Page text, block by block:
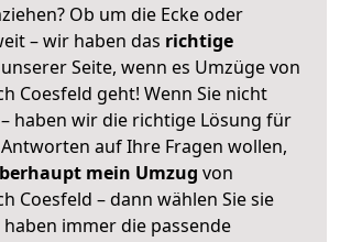
Ob um die Ecke oder
– wir haben das richtige
Seite, wenn es Umzüge von
Coesfeld geht! Wenn Sie nicht
haben wir die richtige Lösung für
Antworten auf Ihre Fragen wollen,
mein Umzug von
Coesfeld – dann wählen Sie sie
immer die passende